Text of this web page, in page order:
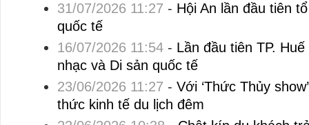
31/07/2026 11:27 - Hội An lần đầu tiên
quốc tế
16/07/2026 11:54- Lần đầu tiên TP.
nhạc và Di sản quốc tế
23/06/2026 11:27 - Với ‘Thức Thủy
thức kinh tế du lịch đêm